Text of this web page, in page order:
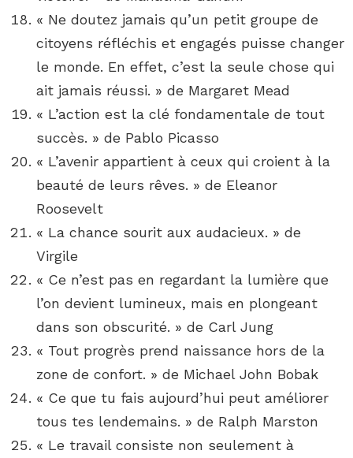
« Ne doutez jamais qu’un petit groupe de
citoyens réfléchis et engagés puisse changer
le monde. En effet, c’est la seule chose qui
ait jamais réussi. » de Margaret Mead
« L’action est la clé fondamentale de tout
succès. » de Pablo Picasso
« L’avenir appartient à ceux qui croient à la
beauté de leurs rêves. » de Eleanor
Roosevelt
« La chance sourit aux audacieux. » de
Virgile
« Ce n’est pas en regardant la lumière que
l’on devient lumineux, mais en plongeant
dans son obscurité. » de Carl Jung
« Tout progrès prend naissance hors de la
zone de confort. » de Michael John Bobak
« Ce que tu fais aujourd’hui peut améliorer
tous tes lendemains. » de Ralph Marston
« Le travail consiste non seulement à